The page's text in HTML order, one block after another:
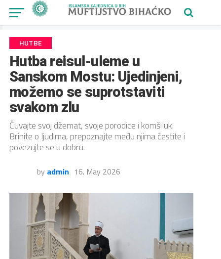
HUTBE
Hutba reisul-uleme u
Sanskom Mostu: Ujedinjeni,
možemo se suprotstaviti
svakom zlu
Čuvajte svoj džemat, svoje porodice i komšiluk.
Brinite o ljudima, prepoznajte među njima čestite i
povezujte se u dobru.
by admin 16. May 2026